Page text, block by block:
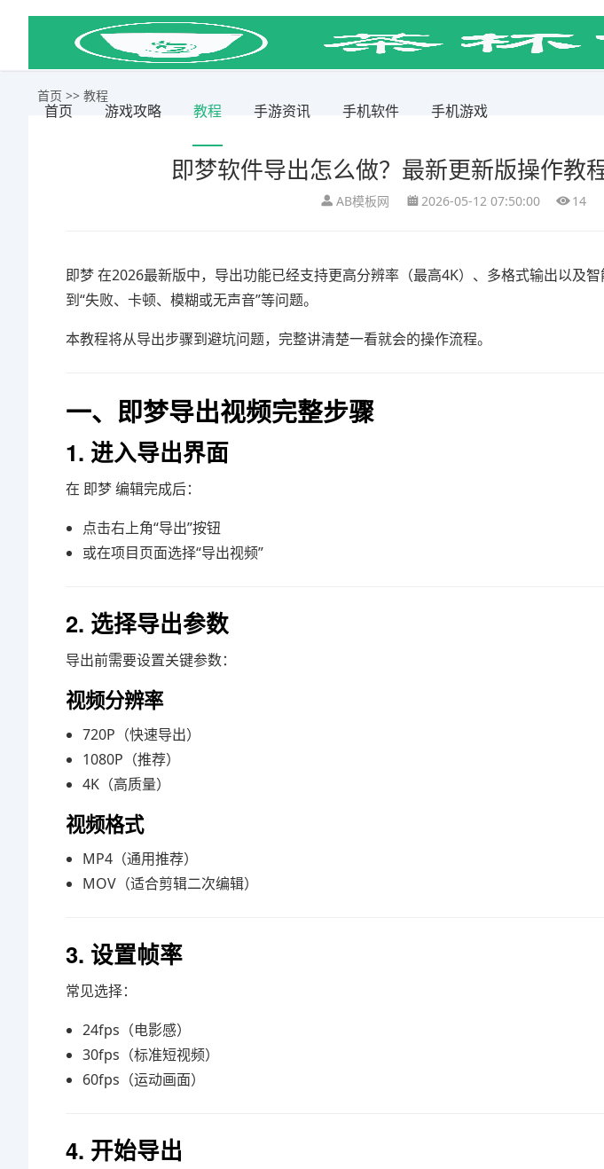
首页 游戏攻略 教程 手游资讯 手机软件 手机游戏
首页 >> 教程
即梦软件导出怎么做？最新更新版操作教
AB模板网 2026-05-12 07:50:00 14
即梦在2026最新版中，导出功能已经支持更高分辨率（最高4K）、多格式输出以及
到“失败、卡顿、模糊或无声音”等问题。
本教程将从导出步骤到避坑问题，完整讲清楚一看就会的操作流程。
一、即梦导出视频完整步骤
1. 进入导出界面
在 即梦编辑完成后：
点击右上角“导出”按钮
或在项目页面选择“导出视频”
2. 选择导出参数
导出前需要设置关键参数：
视频分辨率
720P（快速导出）
1080P（推荐）
4K（高质量）
视频格式
MP4（通用推荐）
MOV（适合剪辑二次编辑）
3. 设置帧率
常见选择：
24fps（电影感）
30fps（标准短视频）
60fps（运动画面）
4. 开始导出